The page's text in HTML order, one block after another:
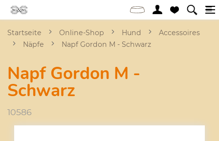
Startseite Online-Shop Hund
Accessoires
Näpfe
Napf Gordon M - Schwarz
Napf Gordon M -
Schwarz
10586